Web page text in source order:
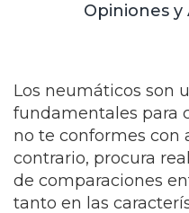
Opiniones y
Los neumáticos son
fundamentales para
no te conformes con
contrario, procura
de comparaciones
tanto en las